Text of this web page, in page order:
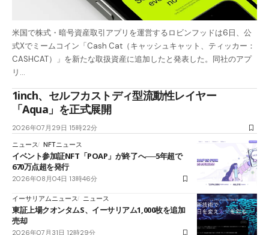
米国で株式・暗号資産取引アプリを運営するロビンフッドは6日、公
式Xでミームコイン「Cash Cat（キャッシュキャット、ティッカー：
CASHCAT）」を新たな取扱資産に追加したと発表した。同社のアプ
リ…
1inch、セルフカストディ型流動性レイヤー
「Aqua」を正式展開
2026年07月29日 15時22分
ニュース NFTニュース
イベント参加証NFT「POAP」が終了へ──5年超で
670万点超を発行
2026年08月04日 13時46分
イーサリアムニュース ニュース
東証上場クオンタムS、イーサリアム1,000枚を追加
売却
2026年07月31日 12時29分